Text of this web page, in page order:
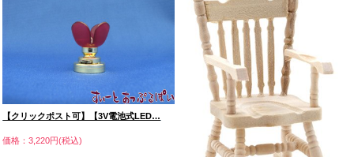
【クリックポスト可】【3V電池式LED…
価格：3,220円(税込)